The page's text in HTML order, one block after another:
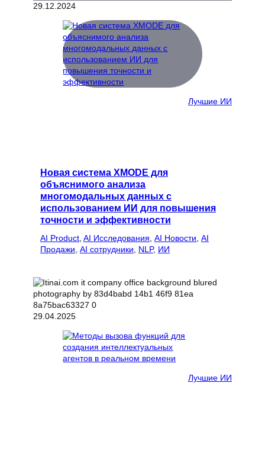
29.12.2024
Лучшие ИИ
Новая система XMODE для
объяснимого анализа
многомодальных данных с
использованием ИИ для повышения
точности и эффективности
AI Product AI Исследования AI Новости AI
Продажи AI сотрудники NLP, ИИ
29.04.2025
Лучшие ИИ